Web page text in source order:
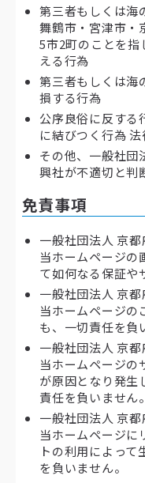
第三者もしくは海
舞鶴市・宮津市・
5市2町のことを指
える行為
第三者もしくは海
損する行為
公序良俗に反する
に結びつく行為
その他、一般社団
興社が不適切と判
免責事項
一般社団法人 京都
当ホームページの
て如何なる保証や
一般社団法人 京都
当ホームページの
も、一切責任を負
一般社団法人 京都
当ホームページの
が原因となり発生
責任を負いません。
一般社団法人 京都
当ホームページに
トの利用によっ
を負いません。